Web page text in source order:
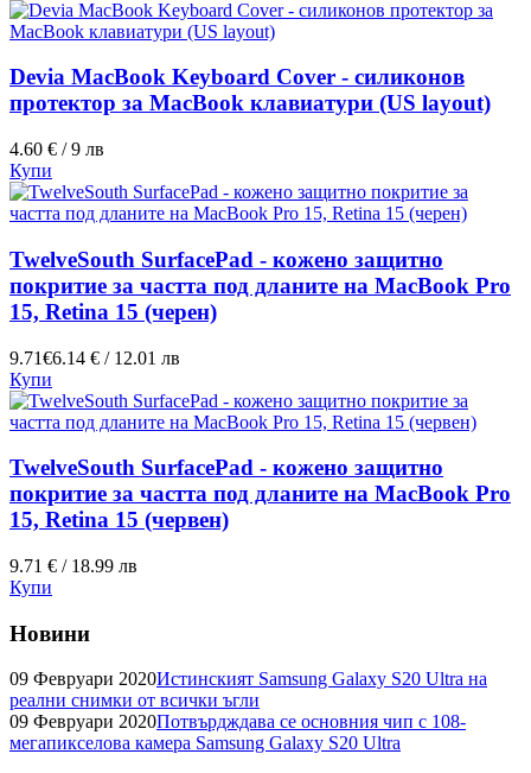
Devia MacBook Keyboard Cover - силиконов
протектор за MacBook клавиатури (US layout)
4.60 € / 9 лв
Купи
TwelveSouth SurfacePad - кожено защитно
покритие за частта под дланите на MacBook Pro
15, Retina 15 (черен)
9.71€6.14 € / 12.01 лв
Купи
TwelveSouth SurfacePad - кожено защитно
покритие за частта под дланите на MacBook Pro
15, Retina 15 (червен)
9.71 € / 18.99 лв
Купи
Новини
09 Февруари 2020Истинският Samsung Galaxy S20 Ultra на
реални снимки от всички ъгли
09 Февруари 2020Потвърдждава се основния чип с 108-
мегапикселова камера Samsung Galaxy S20 Ultra